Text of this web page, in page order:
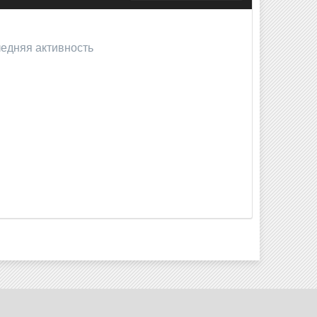
активность